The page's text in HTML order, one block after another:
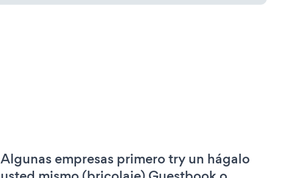
Algunas empresas primero try un hágalo